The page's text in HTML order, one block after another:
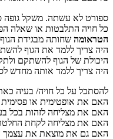
ספורט לא עשתה. משקל גופה
כל חויה התלבטות או שאלה
הטראומה שחותה מבגידת
היה צריך ללמד את הגוף
היכולת של הגוף להשתקם
היה צריך ללמד אותה מחדש
להסתכל על כל חויה/ בעיה
האם את אופטימית או פסימית
האם את מצליחה לזהות בכל
האם את מצליחה לקחת
האם גם את מוצאת את עצמך